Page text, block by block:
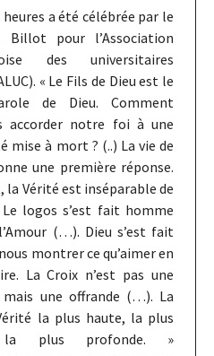
heures a été célébrée par le
Billot pour l’Association
des universitaires
« Le Fils de Dieu est le
de Dieu. Comment
accorder notre foi à une
mise à mort ? (..) La vie de
une première réponse.
la Vérité est inséparable de
logos s’est fait homme
(…). Dieu s’est fait
montrer ce qu’aimer en
La Croix n’est pas une
une offrande (…). La
la plus haute, la plus
plus profonde. »